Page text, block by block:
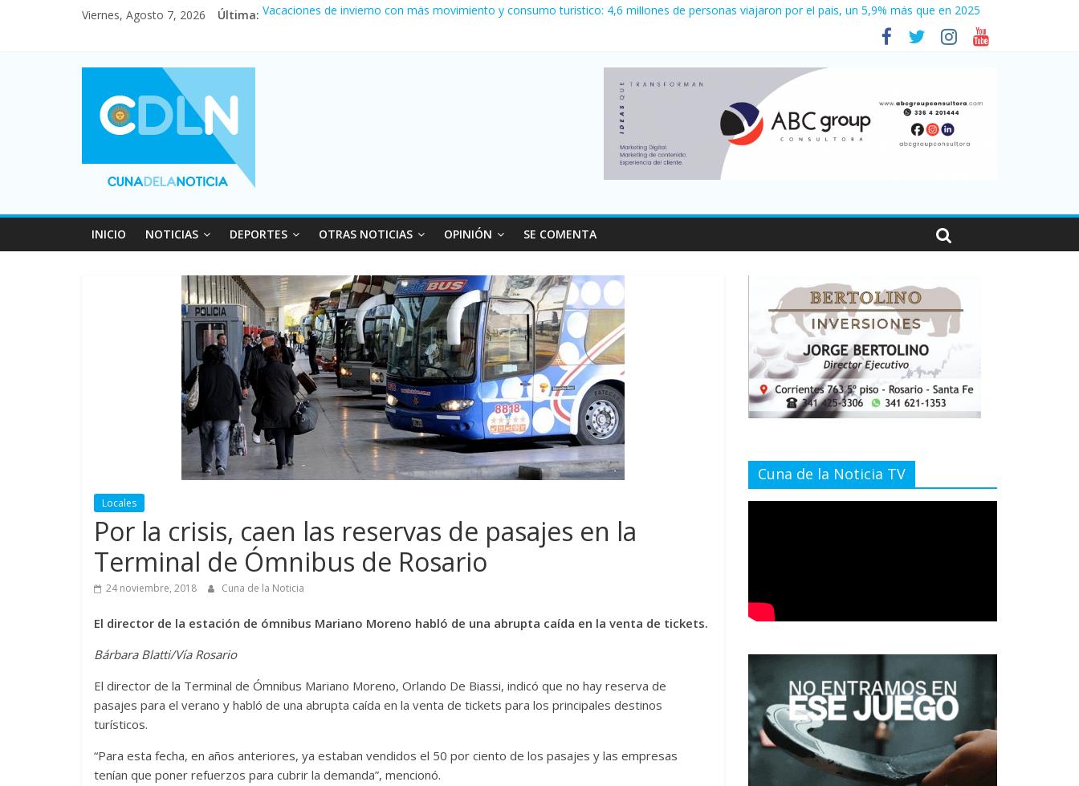
Viernes, Agosto 7, 2026 Última: Vacaciones de invierno con más movimiento y consumo turístico: 4,6 millones de personas viajaron por el país, un 5,9% más que en 2025
La morosidad alcanzó su nivel más alto en dos décadas y ya afecta a 400 mil deudores en Santa Fe
Desde que asumió Milei cerraron 41.000 kioscos: el sector denuncia crisis como en 2001
INICIO NOTICIAS DEPORTES OTRAS NOTICIAS OPINIÓN SE COMENTA
Locales
Por la crisis, caen las reservas de pasajes en la
Terminal de Ómnibus de Rosario
24 noviembre, 2018 Cuna de la Noticia
El director de la estación de ómnibus Mariano Moreno habló de una abrupta caída en la venta de tickets.
Bárbara Blatti/Vía Rosario
El director de la Terminal de Ómnibus Mariano Moreno, Orlando De Biassi, indicó que no hay reserva de
pasajes para el verano y habló de una abrupta caída en la venta de tickets para los principales destinos
turísticos.
“Para esta fecha, en años anteriores, ya estaban vendidos el 50 por ciento de los pasajes y las empresas
tenían que poner refuerzos para cubrir la demanda”, mencionó.
Cuna de la Noticia TV